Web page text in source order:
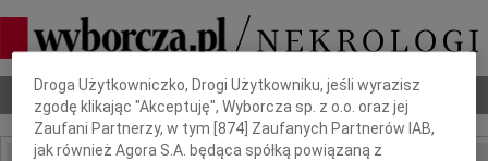
Nekrologi Odeszli Poradnik pogrzebowy
Dbamy o Twoją prywatność
Droga Użytkowniczko, Drogi Użytkowniku, jeśli wyrazisz
zgodę klikając "Akceptuję", Wyborcza sp. z o.o. oraz jej
Zaufani Partnerzy, w tym [874] Zaufanych Partnerów IAB,
jak również Agora S.A. będąca spółką powiązaną z